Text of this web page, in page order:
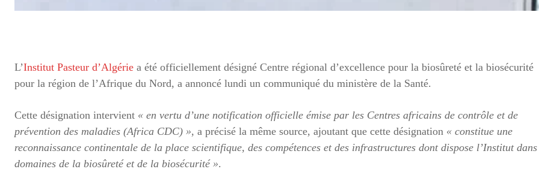
L’Institut Pasteur d’Algérie a été officiellement désigné Centre régional d’excellence pour la biosûreté et la biosécurité
pour la région de l’Afrique du Nord, a annoncé lundi un communiqué du ministère de la Santé.
Cette désignation intervient « en vertu d’une notification officielle émise par les Centres africains de contrôle et de
prévention des maladies (Africa CDC) », a précisé la même source, ajoutant que cette désignation « constitue une
reconnaissance continentale de la place scientifique, des compétences et des infrastructures dont dispose l’Institut
domaines de la biosûreté et de la biosécurité ».